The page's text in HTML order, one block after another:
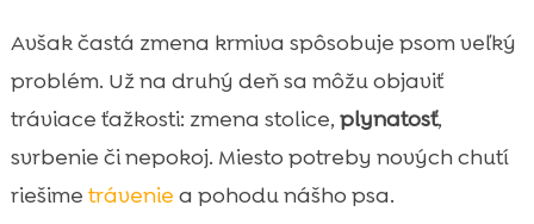
krmiva

Potravinové intolerancie a alergie: prečo
zmeny komplikujú diagnostiku
imunitu, energiu a pohodu
Kvalita krmiva vs. striedanie značiek: čo je
Avšak častá zmena krmiva spôsobuje psom veľký
problém. Už na druhý deň sa môžu objaviť
tráviace ťažkosti: zmena stolice, plynatosť,
svrbenie či nepokoj. Miesto potreby nových chutí
riešime trávenie a pohodu nášho psa.